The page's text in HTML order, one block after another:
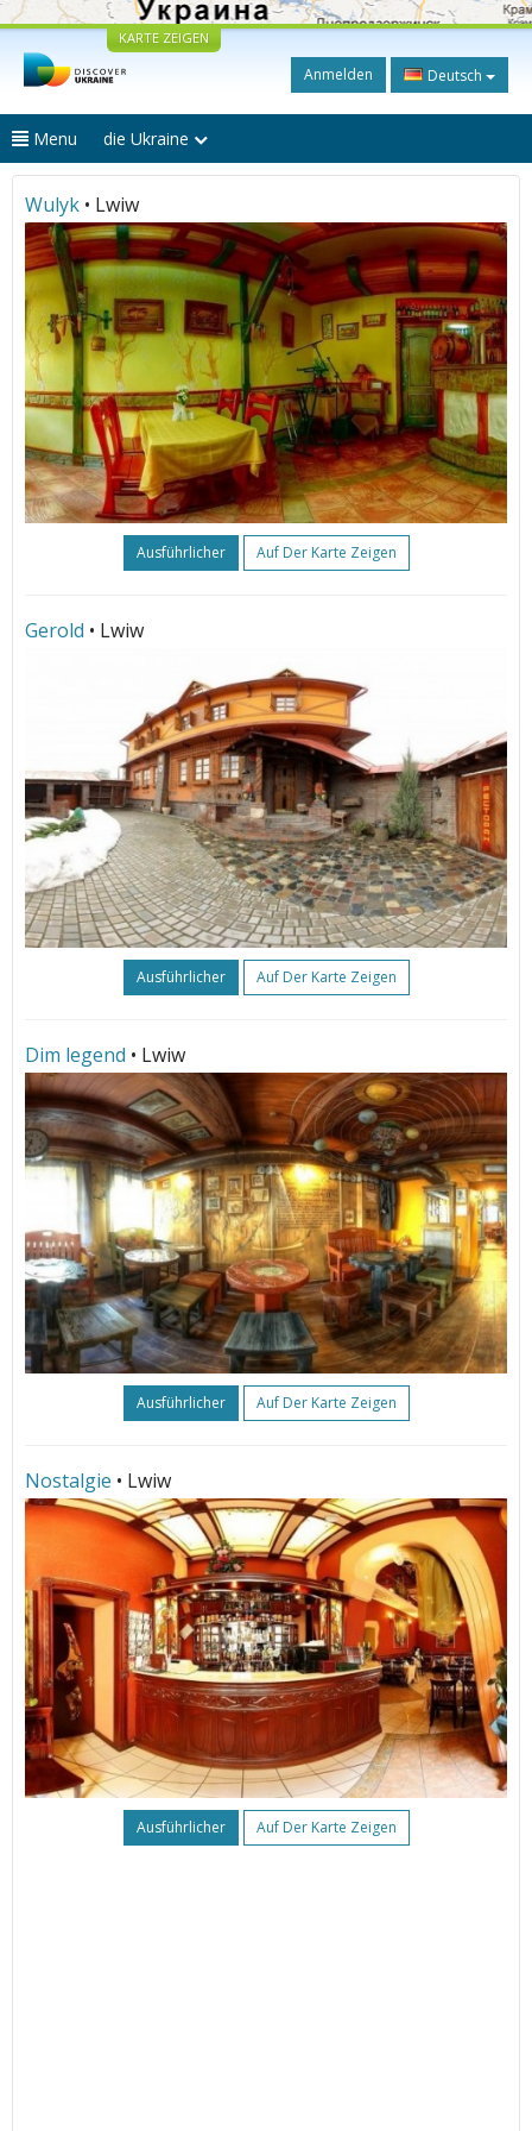
KARTE ZEIGEN
Anmelden Deutsch
Menu die Ukraine
Wulyk • Lwiw
Ausführlicher Auf Der Karte Zeigen
Gerold • Lwiw
Ausführlicher Auf Der Karte Zeigen
Dim legend • Lwiw
Ausführlicher Auf Der Karte Zeigen
Nostalgie • Lwiw
Ausführlicher Auf Der Karte Zeigen